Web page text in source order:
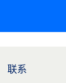
联系